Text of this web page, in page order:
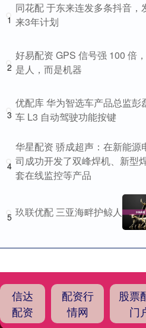
1
同花配 于东来连发多条抖音，
来3年计划
2
好易配资 GPS 信号强 100 倍
是人，而是机器
3
优配库 华为智选车产品总监彭
车 L3 自动驾驶功能按键
4
华星配资 骄成超声：在新能源
司成功开发了双峰焊机、新型
套在线监控等产品
5 玖联优配 三亚海畔护鲸人
信达
配资
配资行
情网
股票
门